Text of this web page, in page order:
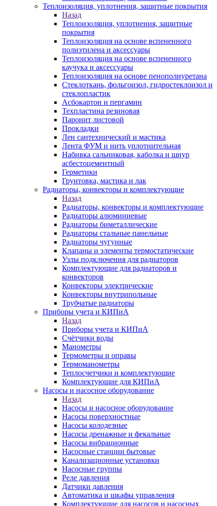
Теплоизоляция, уплотнения, защитные покрытия
Назад
Теплоизоляция, уплотнения, защитные
покрытия
Теплоизоляция на основе вспененного
полиэтилена и аксессуары
Теплоизоляция на основе вспененного
каучука и аксессуары
Теплоизоляция на основе пенополиуретана
Стеклоткань, фольгоизол, гидростеклоизол и
стеклопластик
Асбокартон и пергамин
Техпластина резиновая
Паронит листовой
Прокладки
Лен сантехнический и мастика
Лента ФУМ и нить уплотнительная
Набивка сальниковая, каболка и шнур
асбестоцементный
Герметики
Грунтовка, мастика и лак
Радиаторы, конвекторы и комплектующие
Назад
Радиаторы, конвекторы и комплектующие
Радиаторы алюминиевые
Радиаторы биметаллические
Радиаторы стальные панельные
Радиаторы чугунные
Клапаны и элементы термостатические
Узлы подключения для радиаторов
Комплектующие для радиаторов и
конвекторов
Конвекторы электрические
Конвекторы внутрипольные
Трубчатые радиаторы
Приборы учета и КИПиА
Назад
Приборы учета и КИПиА
Счётчики воды
Манометры
Термометры и оправы
Термоманометры
Теплосчетчики и комплектующие
Комплектующие для КИПиА
Насосы и насосное оборудование
Назад
Насосы и насосное оборудование
Насосы поверхностные
Насосы колодезные
Насосы дренажные и фекальные
Насосы вибрационные
Насосные станции бытовые
Канализационные установки
Насосные группы
Реле давления
Датчики давления
Автоматика и шкафы управления
Комплектующие для насосов и насосных